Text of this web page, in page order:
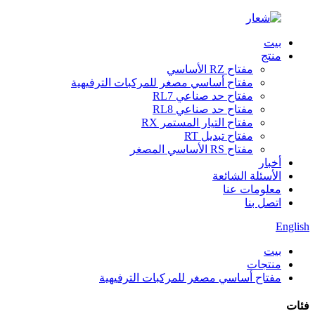
بيت
منتج
مفتاح RZ الأساسي
مفتاح أساسي مصغر للمركبات الترفيهية
مفتاح حد صناعي RL7
مفتاح حد صناعي RL8
مفتاح التيار المستمر RX
مفتاح تبديل RT
مفتاح RS الأساسي المصغر
أخبار
الأسئلة الشائعة
معلومات عنا
اتصل بنا
English
بيت
منتجات
مفتاح أساسي مصغر للمركبات الترفيهية
فئات